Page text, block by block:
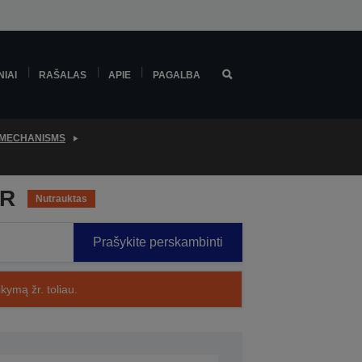
RAŠALAS APIE PAGALBA
Nutrauktas
Prašykite perskambinti
žr. toliau.